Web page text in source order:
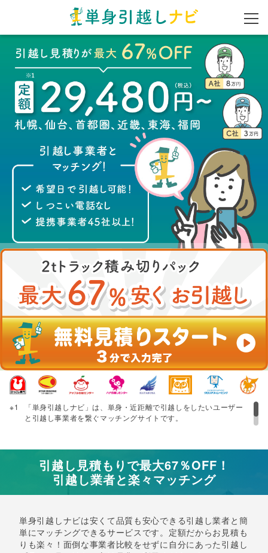
「単身引越しナビ」は、単身・近距離で引越しをしたいユーザー
と引越し事業者を繋ぐマッチングサイトです。
お荷物に関する条件に当てはまる場合、税込29,480円でご利用に
なれます。
見積書にて提示された費用以外の料金は発生いたしません。 ただ
し、お申込み時の入力情報が正確でない場合はその限りではござ
いません。 申込み完了後かつ引越し前々日以降に解約または延期
ダンボール発送後は別途資材料を徴収いたします。解約または延
期に関わる規定はキャンセルポリシーをご確認ください。
特許出願中
引越し見積もりで最大67％OFF！
引越し業者と楽々マッチング
単身引越しナビは安くて品質も安心できる引越し業者と簡
単にマッチングできるサービスです。定額だからお見積も
りも楽々！面倒な事業者比較をせずに自分にあった引越し